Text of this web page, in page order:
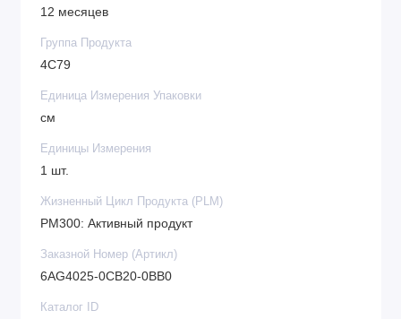
12 месяцев
Группа Продукта
4C79
Единица Измерения Упаковки
см
Единицы Измерения
1 шт.
Жизненный Цикл Продукта (PLM)
PM300: Активный продукт
Заказной Номер (Артикл)
6AG4025-0CB20-0BB0
Каталог ID